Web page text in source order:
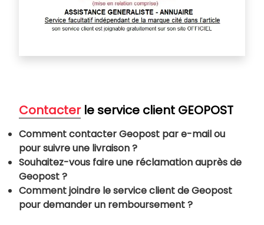
Contacterle service client GEOPOST
Comment contacter Geopost par e-mail ou
pour suivre une livraison ?
Souhaitez-vous faire une réclamation auprès de
Geopost ?
Comment joindre le service client de Geopost
pour demander un remboursement ?